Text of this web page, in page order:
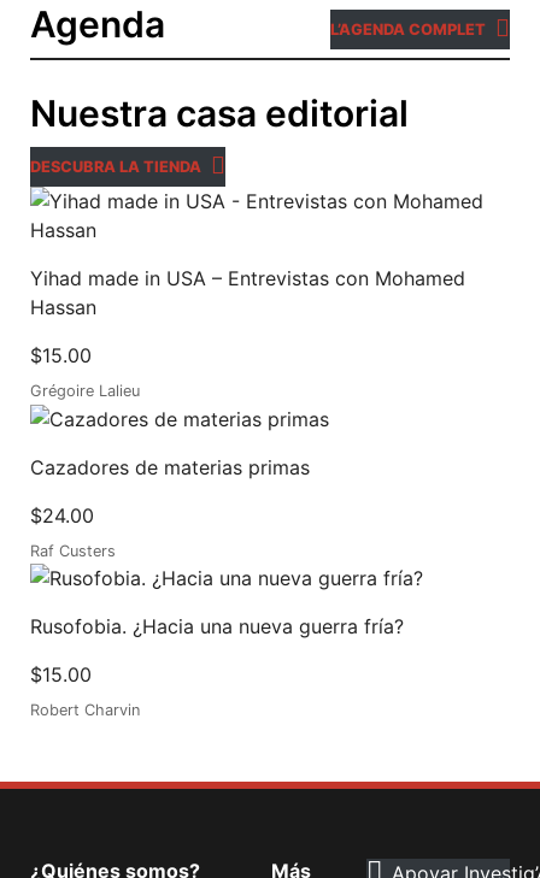
Agenda L’AGENDA COMPLET
Nuestra casa editorial
DESCUBRA LA TIENDA
Yihad made in USA – Entrevistas con Mohamed
Hassan
$15.00
Grégoire Lalieu
Cazadores de materias primas
$24.00
Raf Custers
Rusofobia. ¿Hacia una nueva guerra fría?
$15.00
Robert Charvin
¿Quiénes somos?
Más
Apoyar